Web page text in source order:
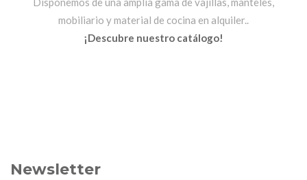
mobiliario y material de cocina en alquiler..
¡Descubre nuestro catálogo!
Newsletter